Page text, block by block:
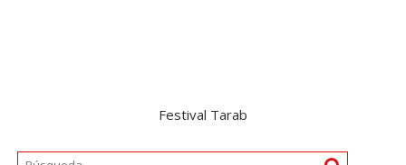
Festival Tarab